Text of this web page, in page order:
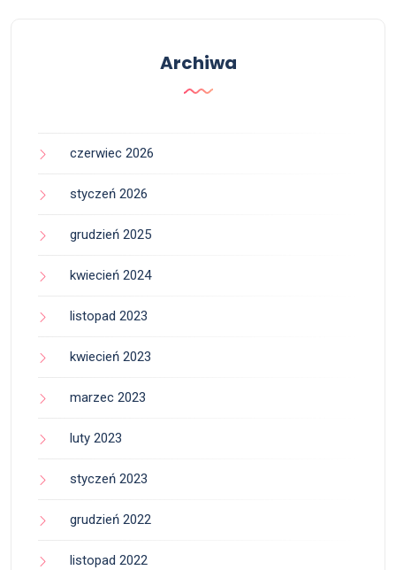
Archiwa
czerwiec 2026
styczeń 2026
grudzień 2025
kwiecień 2024
listopad 2023
kwiecień 2023
marzec 2023
luty 2023
styczeń 2023
grudzień 2022
listopad 2022